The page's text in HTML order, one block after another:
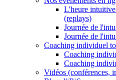
L'heure
(replays)
Journée de
Journée de
Coaching individuel
Coaching
Coaching
Vidéos (conférences,